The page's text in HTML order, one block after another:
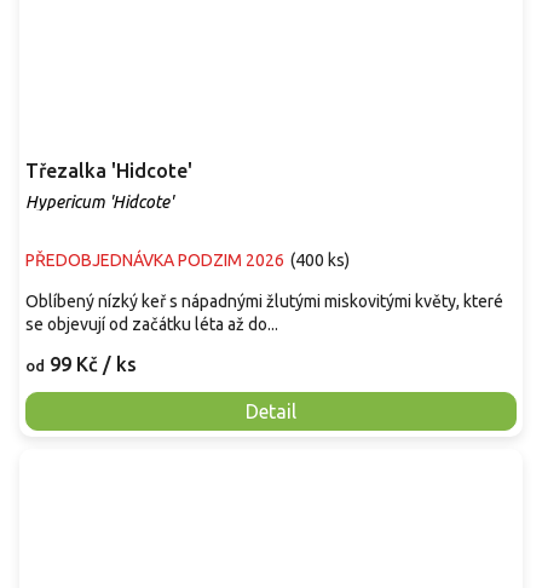
Třezalka 'Hidcote'
Hypericum 'Hidcote'
PŘEDOBJEDNÁVKA PODZIM 2026 (400 ks)
od 99 Kč / ks
Detail
Oblíbený nízký keř s nápadnými žlutými miskovitými květy, které
se objevují od začátku léta až do...